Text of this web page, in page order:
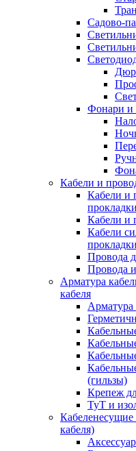
Садово-
Фонари и
Кабели и
Кабели и
прокладки
Кабели и
Кабели
прокладки
Провода
Провода
Арматура
кабеля
(гильзы)
Крепеж
ТуТ и
кабеля)